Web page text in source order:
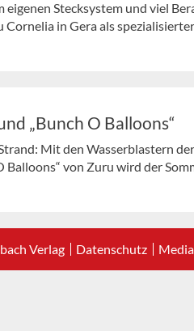
Stecksystem und viel
Cornelia in Gera als spezialisierter
„Bunch O Balloons“
Mit den Wasserblastern
von Zuru wird der
Verlag Datenschutz